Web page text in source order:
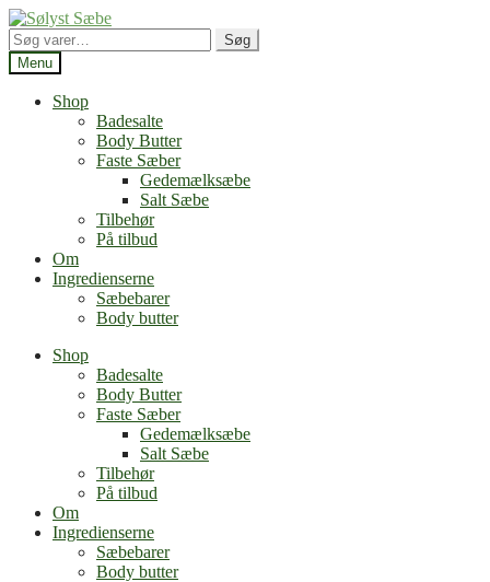
Spring
til
navigation
Spring
til
indhold
Søg
efter:
Søg
Menu
Shop
Badesalte
Body Butter
Faste Sæber
Gedemælksæbe
Salt Sæbe
Tilbehør
På tilbud
Om
Ingredienserne
Sæbebarer
Body butter
Shop
Badesalte
Body Butter
Faste Sæber
Gedemælksæbe
Salt Sæbe
Tilbehør
På tilbud
Om
Ingredienserne
Sæbebarer
Body butter